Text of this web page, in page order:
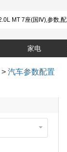
家电
>汽车参数配置